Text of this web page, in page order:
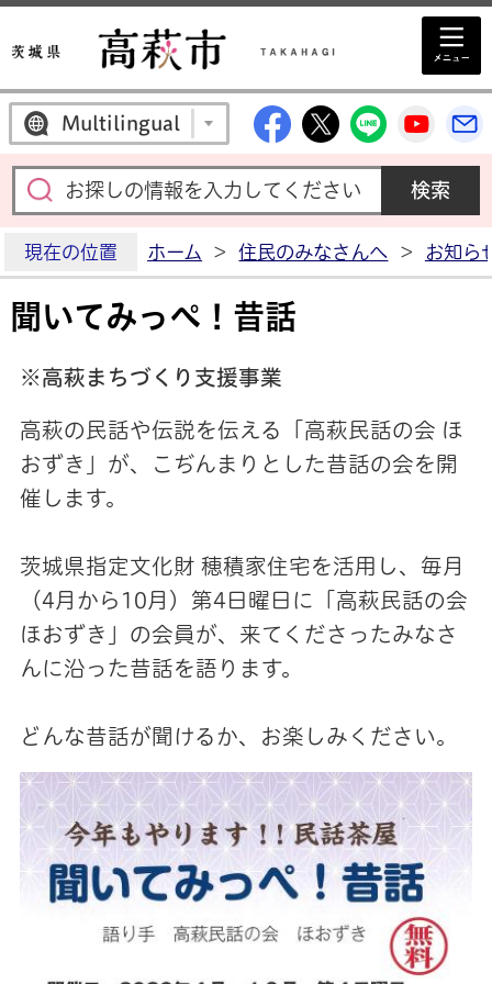
Multilingual 高萩市公式
高萩市公式X
高萩市
高
現在の位置 ホーム > 住民のみなさんへ > お知ら
聞いてみっぺ！昔話
※高萩まちづくり支援事業
高萩の民話や伝説を伝える「高萩民話の会 ほ
おずき」が、こぢんまりとした昔話の会を開
催します。
茨城県指定文化財 穂積家住宅を活用し、毎月
（4月から10月）第4日曜日に「高萩民話の会
ほおずき」の会員が、来てくださったみなさ
んに沿った昔話を語ります。
どんな昔話が聞けるか、お楽しみください。